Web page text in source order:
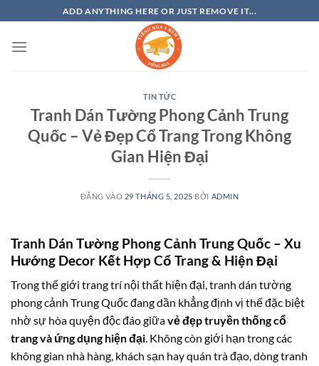
qua
nội
ADD ANYTHING HERE OR JUST REMOVE IT...
TIN TỨC
Tranh Dán Tường Phong Cảnh Trung
Quốc – Vẻ Đẹp Cổ Trang Trong Không
Gian Hiện Đại
ĐĂNG VÀO 29 THÁNG 5, 2025 BỞI ADMIN
Tranh Dán Tường Phong Cảnh Trung Quốc – Xu
Hướng Decor Kết Hợp Cổ Trang & Hiện Đại
Trong thế giới trang trí nội thất hiện đại,tranh dán tường
phong cảnh Trung Quốcđang dần khẳng định vị thế đặc biệt
nhờ sự hòa quyện độc đáo giữavẻ đẹp truyền thống cổ
trang và ứng dụng hiện đại. Không còn giới hạn trong các
không gian nhà hàng, khách sạn hay quán trà đạo, dòng tranh